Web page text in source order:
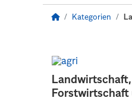
Kategorien
Forstwirtschaft